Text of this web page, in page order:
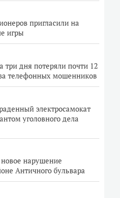
пригласили на
игры
три дня потеряли почти 12
телефонных мошенников
электросамокат
уголовного дела
нарушение
Античного бульвара